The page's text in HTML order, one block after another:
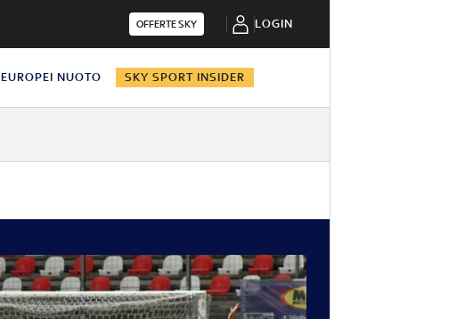
OFFERTE SKY LOGIN
EUROPEI NUOTO SKY SPORT INSIDER